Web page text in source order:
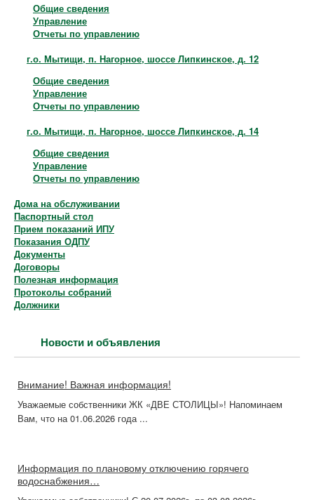
Общие сведения
Управление
Отчеты по управлению
г.о. Мытищи, п. Нагорное, шоссе Липкинское, д. 12
Общие сведения
Управление
Отчеты по управлению
г.о. Мытищи, п. Нагорное, шоссе Липкинское, д. 14
Общие сведения
Управление
Отчеты по управлению
Дома на обслуживании
Паспортный стол
Прием показаний ИПУ
Показания ОДПУ
Документы
Договоры
Полезная информация
Протоколы собраний
Должники
Новости и объявления
Внимание! Важная информация!
Уважаемые собственники ЖК «ДВЕ СТОЛИЦЫ»! Напоминаем
Вам, что на 01.06.2026 года ...
Информация по плановому отключению горячего
водоснабжения…